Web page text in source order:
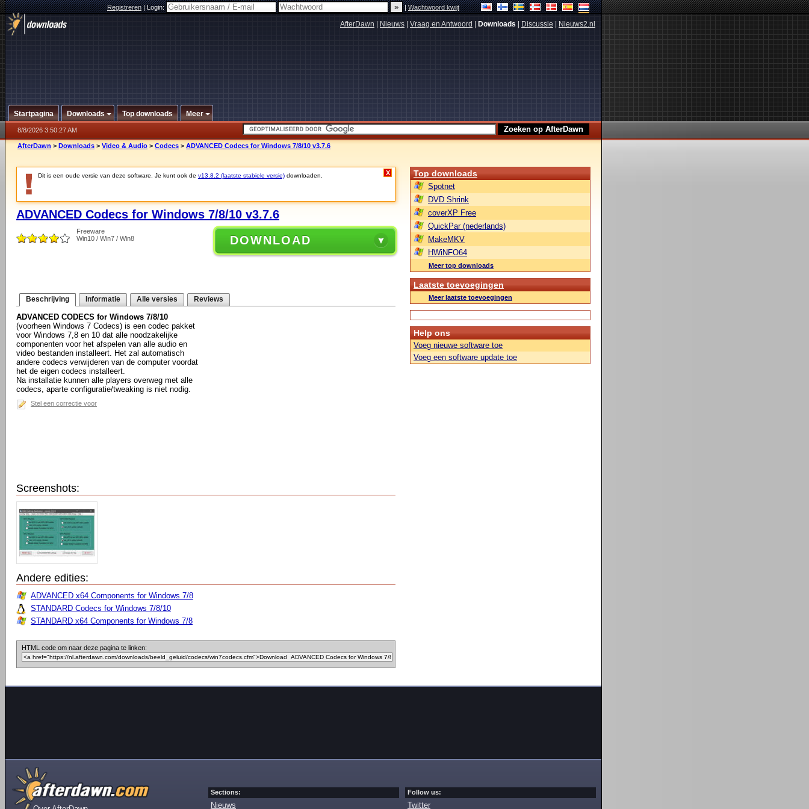
Registreren|Login: |Wachtwoord kwijt
AfterDawn Nieuws Vraag en Antwoord Downloads Discussie Nieuws2.nl
Startpagina Downloads Top downloads Meer
8/8/2026 3:50:27 AM
AfterDawn > Downloads > Video & Audio > Codecs > ADVANCED Codecs for Windows 7/8/10 v3.7.6
Dit is een oude versie van deze software. Je kunt ook de v13.8.2 (laatste stabiele versie) downloaden. X
ADVANCED Codecs for Windows 7/8/10 v3.7.6
Freeware
Win10 / Win7 / Win8
DOWNLOAD
Beschrijving Informatie Alle versies Reviews
ADVANCED CODECS for Windows 7/8/10
(voorheen Windows 7 Codecs) is een codec pakket
voor Windows 7,8 en 10 dat alle noodzakelijke
componenten voor het afspelen van alle audio en
video bestanden installeert. Het zal automatisch
andere codecs verwijderen van de computer voordat
het de eigen codecs installeert.
Na installatie kunnen alle players overweg met alle
codecs, aparte configuratie/tweaking is niet nodig.
Stel een correctie voor
Screenshots:
Andere edities:
ADVANCED x64 Components for Windows 7/8
STANDARD Codecs for Windows 7/8/10
STANDARD x64 Components for Windows 7/8
HTML code om naar deze pagina te linken:
Top downloads
Spotnet
DVD Shrink
coverXP Free
QuickPar (nederlands)
MakeMKV
HWiNFO64
Meer top downloads
Laatste toevoegingen
Meer laatste toevoegingen
Help ons
Voeg nieuwe software toe
Voeg een software update toe
Sections:
Nieuws
Follow us:
Twitter